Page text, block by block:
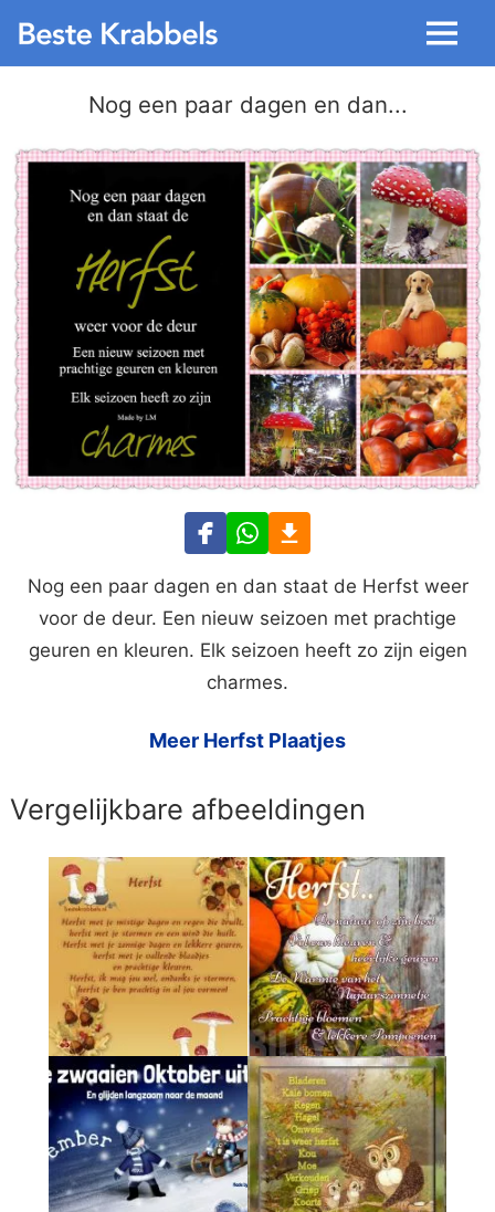
Menu
Nog een paar dagen en dan...
Nog een paar dagen en dan staat de Herfst weer
voor de deur. Een nieuw seizoen met prachtige
geuren en kleuren. Elk seizoen heeft zo zijn eigen
charmes.
Meer Herfst Plaatjes
Vergelijkbare afbeeldingen